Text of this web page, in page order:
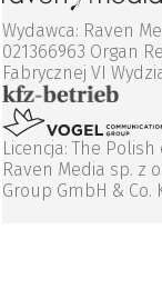
Wydawca: Raven
021366963 Organ
Fabrycznej VI
Licencja: The
Raven Media sp. z
Group GmbH & Co.